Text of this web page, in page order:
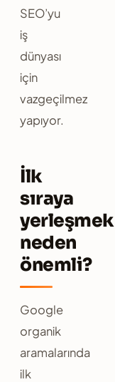
SEO’yu
iş
dünyası
için
vazgeçilmez
yapıyor.
İlk
sıraya
yerleşmek
neden
önemli?
Google
organik
aramalarında
ilk